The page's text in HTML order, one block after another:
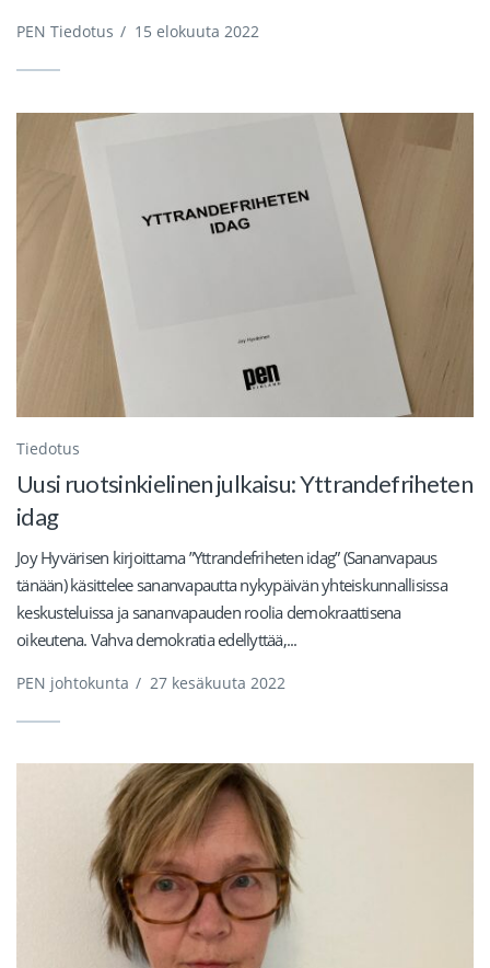
PEN Tiedotus / 15 elokuuta 2022
Tiedotus
Uusi ruotsinkielinen julkaisu: Yttrandefriheten
idag
Joy Hyvärisen kirjoittama ”Yttrandefriheten idag” (Sananvapaus
tänään) käsittelee sananvapautta nykypäivän yhteiskunnallisissa
keskusteluissa ja sananvapauden roolia demokraattisena
oikeutena. Vahva demokratia edellyttää,...
PEN johtokunta / 27 kesäkuuta 2022